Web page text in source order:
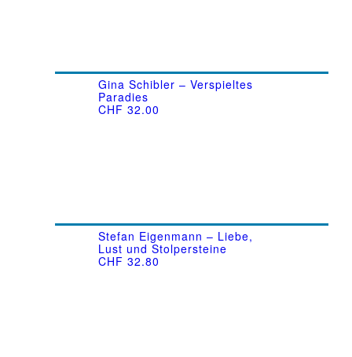
Gina Schibler – Verspieltes
Paradies
CHF 32.00
Stefan Eigenmann – Liebe,
Lust und Stolpersteine
CHF 32.80